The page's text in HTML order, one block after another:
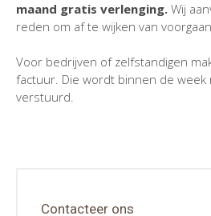
maand gratis verlenging. Wij
reden om af te wijken van
Voor bedrijven of zelfstandigen
factuur. Die wordt binnen de week
verstuurd.
Contacteer ons